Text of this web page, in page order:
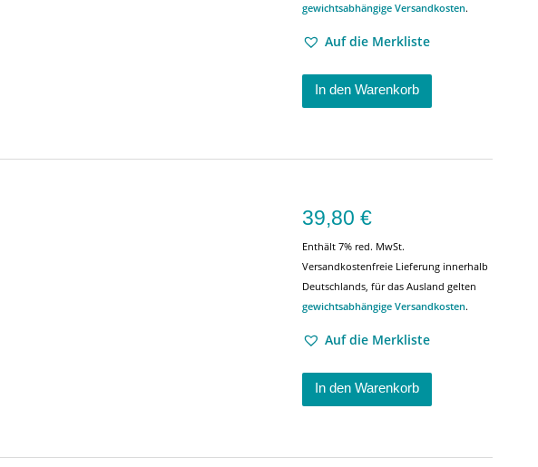
gewichtsabhängige Versandkosten.
Auf die Merkliste
In den Warenkorb
39,80 €
Enthält 7% red. MwSt.
Versandkostenfreie Lieferung innerhalb
Deutschlands, für das Ausland gelten
gewichtsabhängige Versandkosten.
Auf die Merkliste
In den Warenkorb